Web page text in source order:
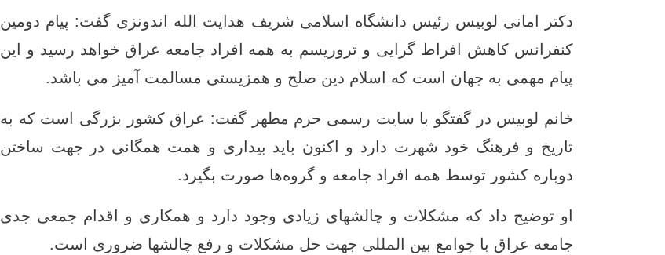
دکتر امانی لوبیس رئیس دانشگاه اسلامی شریف هدایت الله اندونزی گفت: پیام دومین
کنفرانس کاهش افراط گرایی و تروریسم به همه افراد جامعه عراق خواهد رسید و این
پیام مهمی به جهان است که اسلام دین صلح و همزیستی مسالمت آمیز می باشد.
خانم لوبیس در گفتگو با سایت رسمی حرم مطهر گفت: عراق کشور بزرگی است که به
تاریخ و فرهنگ خود شهرت دارد و اکنون باید بیداری و همت همگانی در جهت ساختن
دوباره کشور توسط همه افراد جامعه و گروه‌ها صورت بگیرد.
او توضیح داد که مشکلات و چالشهای زیادی وجود دارد و همکاری و اقدام جمعی جدی
جامعه عراق با جوامع بین المللی جهت حل مشکلات و رفع چالشها ضروری است.